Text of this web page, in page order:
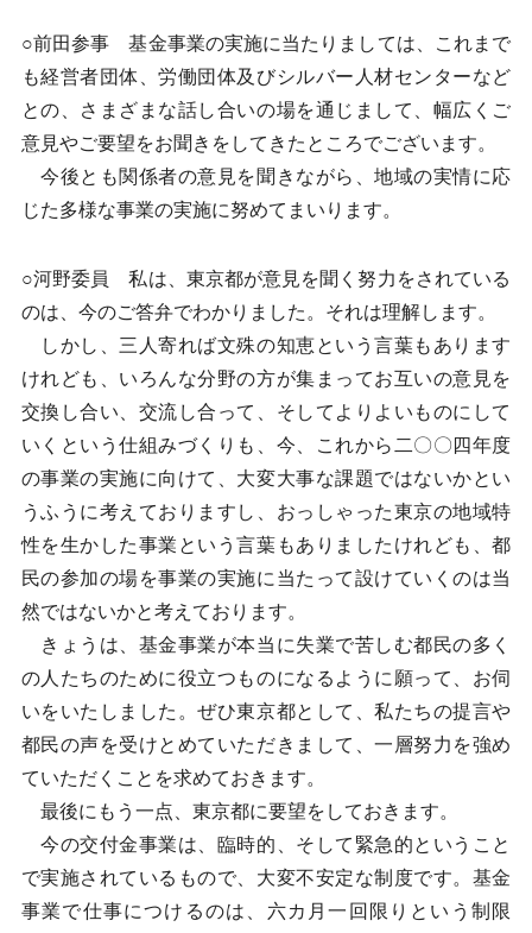
○前田参事 基金事業の実施に当たりましては、これまで
も経営者団体、労働団体及びシルバー人材センターなど
との、さまざまな話し合いの場を通じまして、幅広くご
意見やご要望をお聞きをしてきたところでございます。
今後とも関係者の意見を聞きながら、地域の実情に応
じた多様な事業の実施に努めてまいります。
○河野委員 私は、東京都が意見を聞く努力をされている
のは、今のご答弁でわかりました。それは理解します。
しかし、三人寄れば文殊の知恵という言葉もあります
けれども、いろんな分野の方が集まってお互いの意見を
交換し合い、交流し合って、そしてよりよいものにして
いくという仕組みづくりも、今、これから二〇〇四年度
の事業の実施に向けて、大変大事な課題ではないかとい
うふうに考えておりますし、おっしゃった東京の地域特
性を生かした事業という言葉もありましたけれども、都
民の参加の場を事業の実施に当たって設けていくのは当
然ではないかと考えております。
きょうは、基金事業が本当に失業で苦しむ都民の多く
の人たちのために役立つものになるように願って、お伺
いをいたしました。ぜひ東京都として、私たちの提言や
都民の声を受けとめていただきまして、一層努力を強め
ていただくことを求めておきます。
最後にもう一点、東京都に要望をしておきます。
今の交付金事業は、臨時的、そして緊急的ということ
で実施されているもので、大変不安定な制度です。基金
事業で仕事につけるのは、六カ月一回限りという制限